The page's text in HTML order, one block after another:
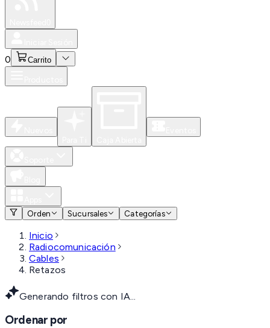
0 Carrito
Orden
Sucursales Categorías
Inicio
Radiocomunicación
Cables
Retazos
Generando filtros con IA...
Ordenar por